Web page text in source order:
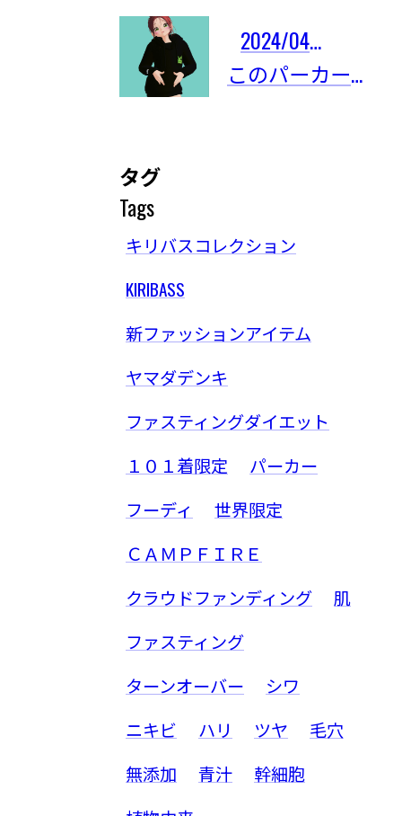
2024/04/03
このパーカーは限定101着しかないの！
タグ
Tags
キリバスコレクション
KIRIBASS
新ファッションアイテム
ヤマダデンキ
ファスティングダイエット
１０１着限定
パーカー
フーディ
世界限定
ＣＡＭＰＦＩＲＥ
クラウドファンディング
肌
ファスティング
ターンオーバー
シワ
ニキビ
ハリ ツヤ
毛穴
無添加
青汁
幹細胞